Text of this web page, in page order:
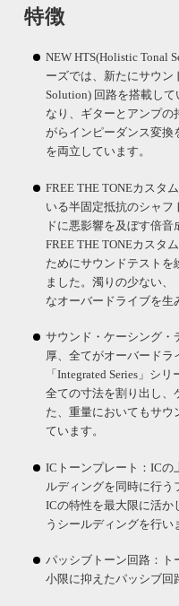
特徴
NEW HTS(Holistic Tonal
ーズでは、新たにサウン
Solution) 回路を搭載し
なり、ギターとアンプの
がらインピーダンス変換
を両立しています。
FREE THE TONEカスタ
いる半固定抵抗のシャフ
ドに悪影響を及ぼす倍
FREE THE TONEカスタ
ためにサウンドテストを
ました。濁りの少ない
なオーバードライブを生
サウンド・ケーシング・
厚、全てがオーバードラ
「Integrated Series」シ
全ての寸法を割り出し、
た、重量においてもサ
ています。
ICトーンプレート：ICの
ルディングを同時に行う
ICの特性を最大限に活か
うシールディングを行い
パッシブトーン回路：ト
小限に抑えたパッシブ回